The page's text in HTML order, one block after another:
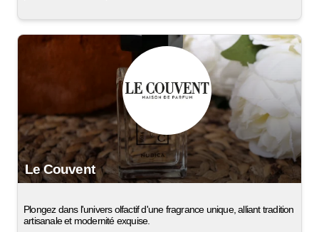
Le Couvent
Plongez dans l'univers olfactif d'une fragrance unique, alliant tradition
artisanale et modernité exquise.